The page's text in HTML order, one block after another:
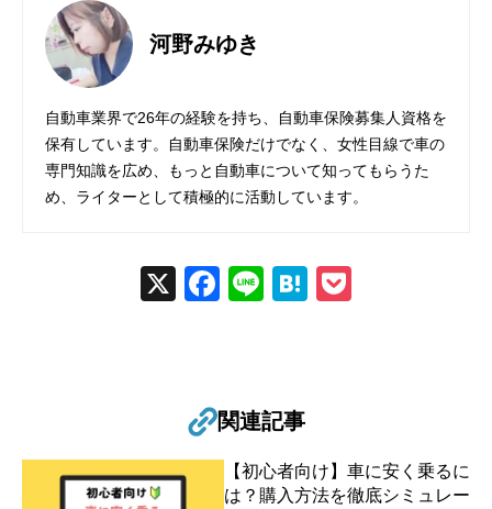
河野みゆき
自動車業界で26年の経験を持ち、自動車保険募集人資格を
保有しています。自動車保険だけでなく、女性目線で車の
専門知識を広め、もっと自動車について知ってもらうた
め、ライターとして積極的に活動しています。
X
Fac
Line
Hat
関連記事
【初心者向け】車に安く乗るに
は？購入方法を徹底シミュレー